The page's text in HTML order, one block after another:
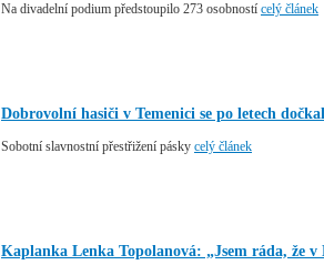
Na divadelní podium předstoupilo 273 osobností celý článek
Dobrovolní hasiči v Temenici se po letech
Sobotní slavnostní přestřižení pásky celý článek
Kaplanka Lenka Topolanová: „Jsem ráda, že